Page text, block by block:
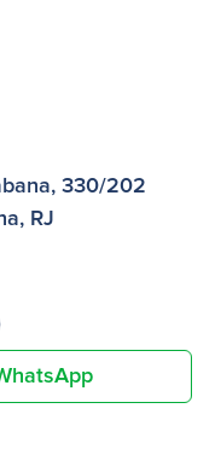
330/202
RJ